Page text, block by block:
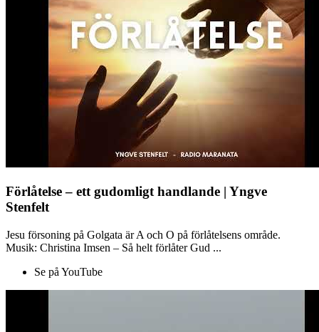
Förlåtelse – ett gudomligt handlande | Yngve
Stenfelt
Jesu försoning på Golgata är A och O på förlåtelsens område.
Musik: Christina Imsen – Så helt förlåter Gud ...
Se på YouTube